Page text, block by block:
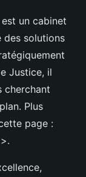
un cabinet
des solutions
Justice, il
cherchant
Plus
page :